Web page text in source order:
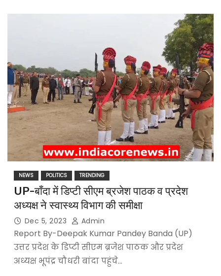
NEWS POLITICS TRENDING
UP-बाँदा में डिप्टी सीएम ब्रजेश पाठक व प्रदेश
अध्यक्ष ने स्वास्थ्य विभाग की समीक्षा
Dec 5, 2023 Admin
Report By-Deepak Kumar Pandey Banda (UP)
उत्तर प्रदेश के डिप्टी सीएम ब्रजेश पाठक और प्रदेश
अध्यक्ष भूपंद्र चौधरी बांदा पहुंचे…